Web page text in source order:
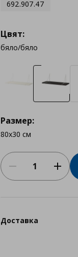
692.907.47
Цвят:
бяло/бяло
Размер:
80x30 см
Доставка